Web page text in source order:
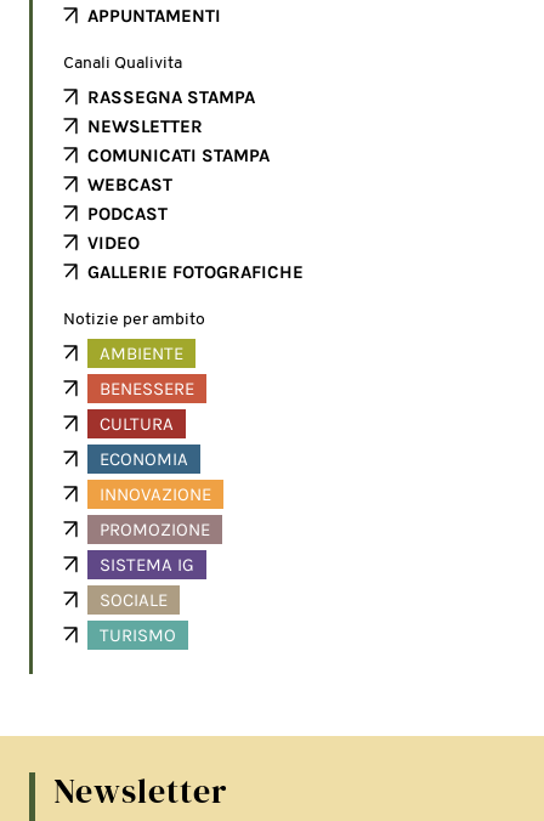
APPUNTAMENTI
Canali Qualivita
RASSEGNA STAMPA
NEWSLETTER
COMUNICATI STAMPA
WEBCAST
PODCAST
VIDEO
GALLERIE FOTOGRAFICHE
Notizie per ambito
AMBIENTE
BENESSERE
CULTURA
ECONOMIA
INNOVAZIONE
PROMOZIONE
SISTEMA IG
SOCIALE
TURISMO
Newsletter